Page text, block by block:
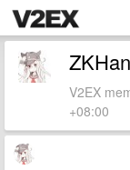
ZKHan
V2EX
+08:00